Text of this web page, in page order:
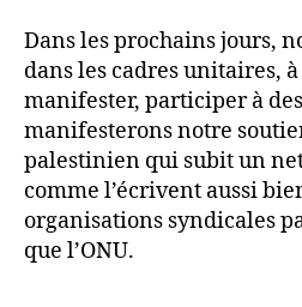
Dans les prochains jours,
dans les cadres unitaires,
manifester, participer à
manifesterons notre
palestinien qui subit un
comme l’écrivent aussi
organisations syndicales
que l’ONU.